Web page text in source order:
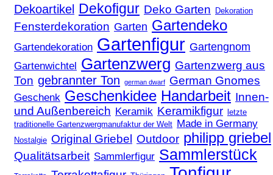
Dekoartikel Dekofigur Deko Garten Dekoration
Fensterdekoration Garten Gartendeko
Gartendekoration Gartenfigur Gartengnom
Gartenwichtel Gartenzwerg Gartenzwerg aus
Ton gebrannter Ton german dwarf German Gnomes
Geschenk Geschenkidee Handarbeit Innen-
und Außenbereich Keramik Keramikfigur
letzte
traditionelle Gartenzwergmanufaktur der Welt Made in Germany
Nostalgie Original Griebel Outdoor philipp griebel
Qualitätsarbeit Sammlerfigur Sammlerstück